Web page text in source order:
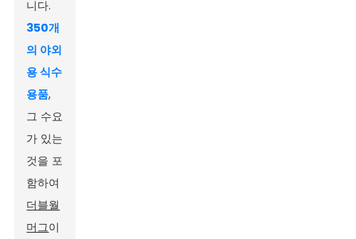
니다.
350개
의 야외
용 식수
용품,
그 수요
가 있는
것을 포
함하여
더블월
머그이